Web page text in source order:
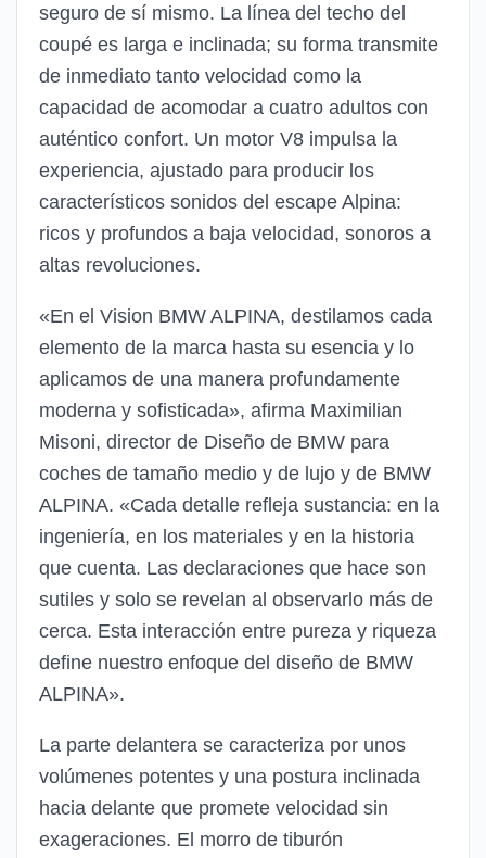
seguro de sí mismo. La línea del techo del
coupé es larga e inclinada; su forma transmite
de inmediato tanto velocidad como la
capacidad de acomodar a cuatro adultos con
auténtico confort. Un motor V8 impulsa la
experiencia, ajustado para producir los
característicos sonidos del escape Alpina:
ricos y profundos a baja velocidad, sonoros a
altas revoluciones.
«En el Vision BMW ALPINA, destilamos cada
elemento de la marca hasta su esencia y lo
aplicamos de una manera profundamente
moderna y sofisticada», afirma Maximilian
Misoni, director de Diseño de BMW para
coches de tamaño medio y de lujo y de BMW
ALPINA. «Cada detalle refleja sustancia: en la
ingeniería, en los materiales y en la historia
que cuenta. Las declaraciones que hace son
sutiles y solo se revelan al observarlo más de
cerca. Esta interacción entre pureza y riqueza
define nuestro enfoque del diseño de BMW
ALPINA».
La parte delantera se caracteriza por unos
volúmenes potentes y una postura inclinada
hacia delante que promete velocidad sin
exageraciones. El morro de tiburón